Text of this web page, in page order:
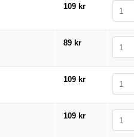
109 kr
89 kr
109 kr
109 kr